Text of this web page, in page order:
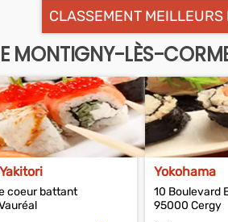
CLASSEMENT
MONTIGNY-LÈS-
coeur battant
Yokohama
10 Boulevard
95000 Cergy